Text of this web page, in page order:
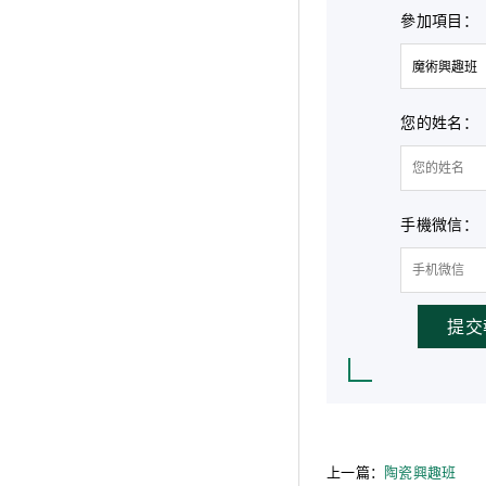
參加項目：
您的姓名：
手機微信：
提交
上一篇： 陶瓷興趣班